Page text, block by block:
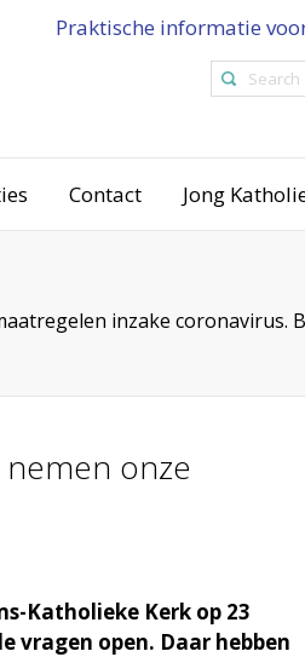
Praktische informatie
Contact Jong
inzake coronavirus.
nemen onze
Katholieke Kerk op 23
vragen open. Daar hebben